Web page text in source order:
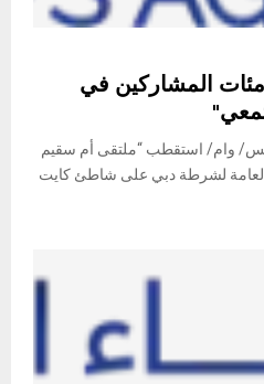
المشاركين في
دبي في 3 أغسطس/ وام/ استقطب “ملتقى أم سقيم
العامة لشرطة دبي على شاطئ كايت